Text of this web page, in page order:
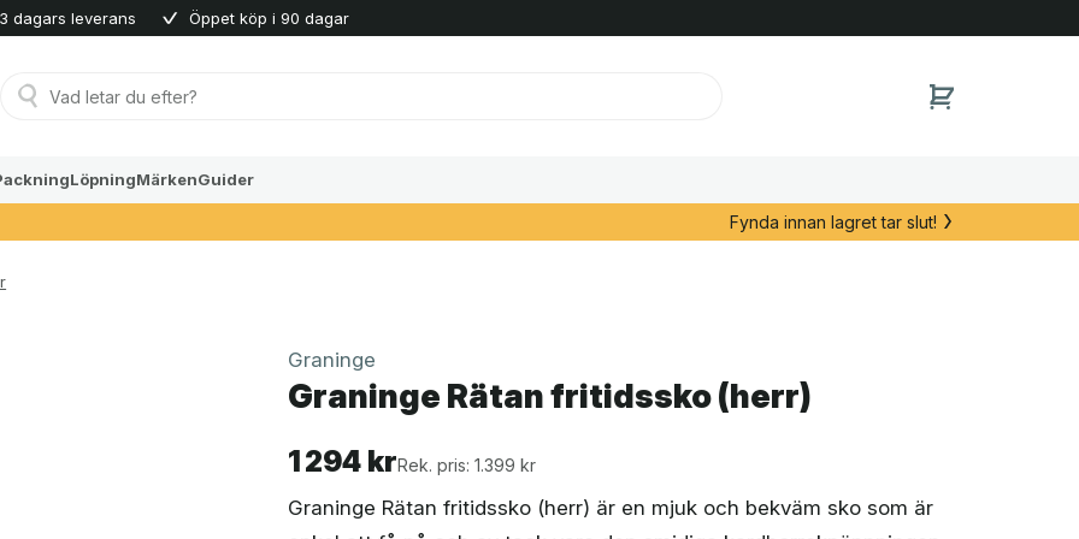
dagars leverans Öppet köp i 90 dagar
Produktsökning
LöpningMärkenGuider
Fynda innan lagret tar slut!
Graninge
Graninge Rätan fritidssko (herr)
1 294 krRek. pris: 1.399 kr
Graninge Rätan fritidssko (herr) är en mjuk och bekväm sko som är